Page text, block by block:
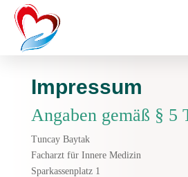
Impressum
Angaben gemäß § 5
Tuncay Baytak
Facharzt für Innere Medizin
Sparkassenplatz 1